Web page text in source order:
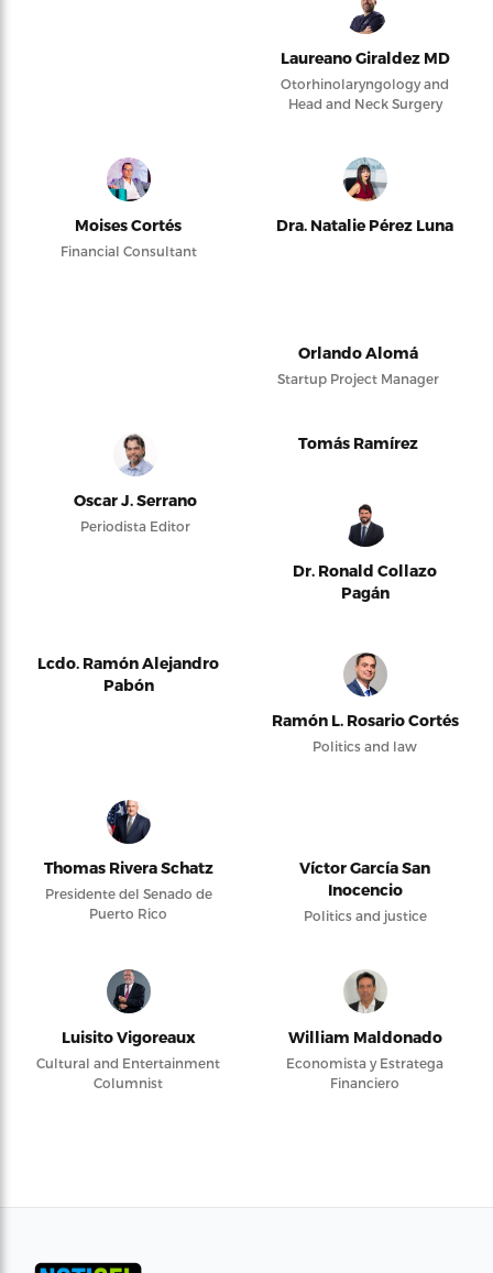
Laureano Giraldez MD
Otorhinolaryngology and
Head and Neck Surgery
Moises Cortés
Financial Consultant
Dra. Natalie Pérez Luna
Orlando Alomá
Startup Project Manager
Oscar J. Serrano
Periodista Editor
Tomás Ramírez
Dr. Ronald Collazo
Pagán
Lcdo. Ramón Alejandro
Pabón
Ramón L. Rosario Cortés
Politics and law
Thomas Rivera Schatz
Presidente del Senado de
Puerto Rico
Víctor García San
Inocencio
Politics and justice
Luisito Vigoreaux
Cultural and Entertainment
Columnist
William Maldonado
Economista y Estratega
Financiero